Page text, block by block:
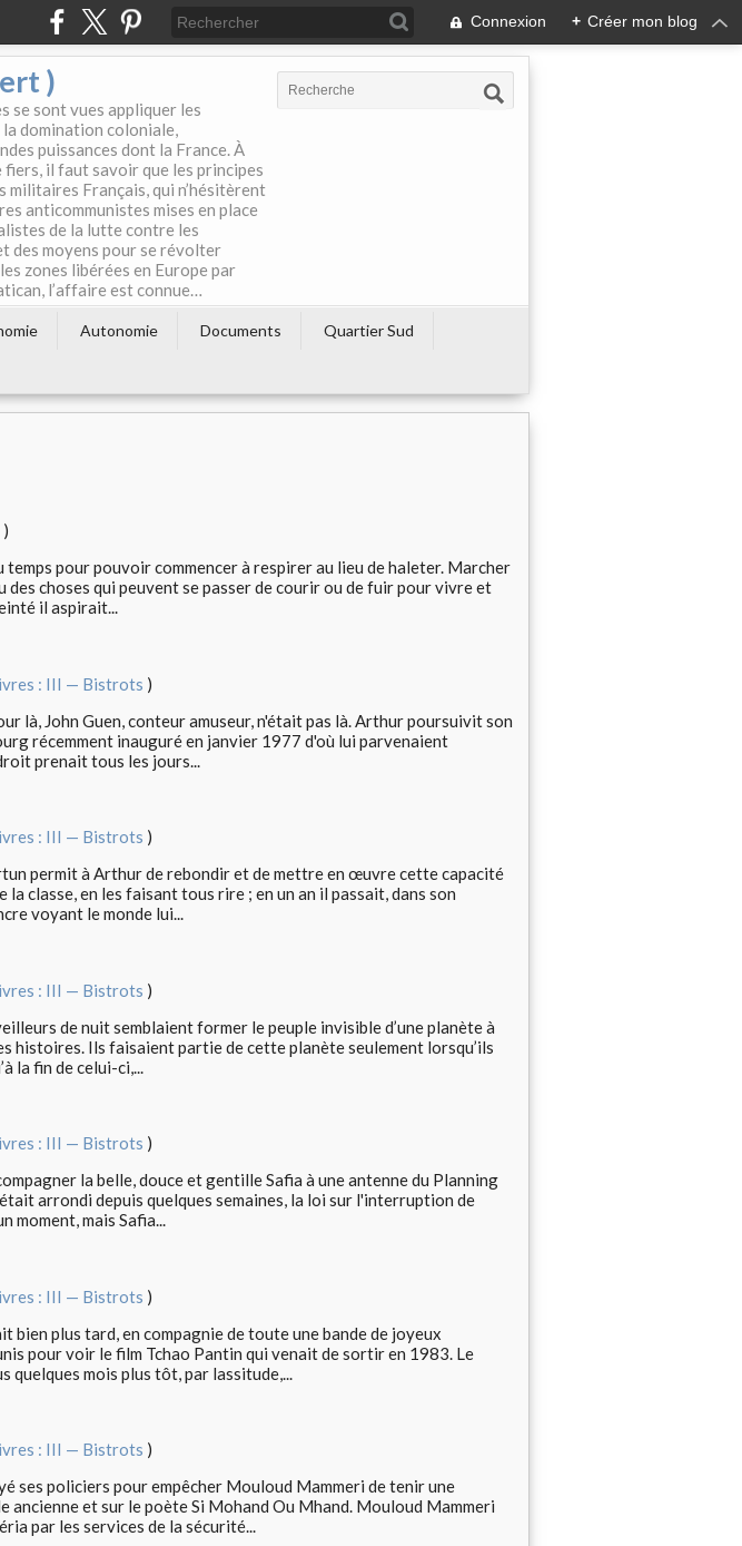
Connexion + Créer mon blog
)
se sont vues appliquer les
domination coloniale,
puissances dont la France. À
fiers, il faut savoir que les principes
Français, qui n’hésitèrent
anticommunistes mises en place
de la lutte contre les
des moyens pour se révolter
zones libérées en Europe par
l’affaire est connue…
Autonomie Documents
Quartier Sud
)
temps pour pouvoir commencer à respirer au lieu de haleter. Marcher
des choses qui peuvent se passer de courir ou de fuir pour vivre et
il aspirait...
: III — Bistrots )
là, John Guen, conteur amuseur, n'était pas là. Arthur poursuivit son
récemment inauguré en janvier 1977 d'où lui parvenaient
prenait tous les jours...
: III — Bistrots )
permit à Arthur de rebondir et de mettre en œuvre cette capacité
la classe, en les faisant tous rire ; en un an il passait, dans son
voyant le monde lui...
: III — Bistrots )
de nuit semblaient former le peuple invisible d’une planète à
histoires. Ils faisaient partie de cette planète seulement lorsqu’ils
la fin de celui-ci,...
: III — Bistrots )
la belle, douce et gentille Safia à une antenne du Planning
arrondi depuis quelques semaines, la loi sur l'interruption de
moment, mais Safia...
: III — Bistrots )
bien plus tard, en compagnie de toute une bande de joyeux
pour voir le film Tchao Pantin qui venait de sortir en 1983. Le
quelques mois plus tôt, par lassitude,...
: III — Bistrots )
ses policiers pour empêcher Mouloud Mammeri de tenir une
ancienne et sur le poète Si Mohand Ou Mhand. Mouloud Mammeri
par les services de la sécurité...